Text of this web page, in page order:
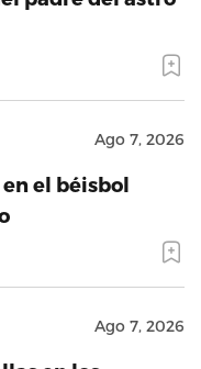
Ago 7, 2026
el béisbol
Ago 7, 2026